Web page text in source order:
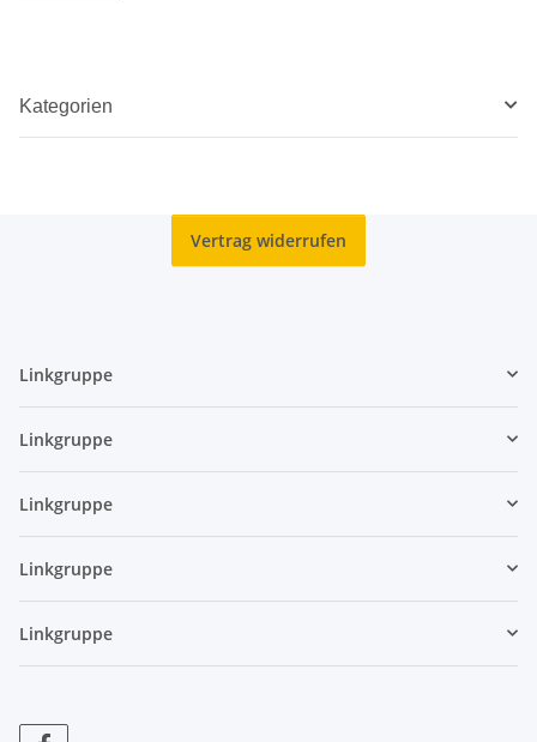
Kategorien
Vertrag widerrufen
Linkgruppe
Linkgruppe
Linkgruppe
Linkgruppe
Linkgruppe